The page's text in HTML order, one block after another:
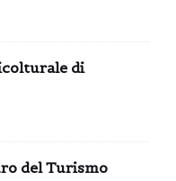
di
del Turismo